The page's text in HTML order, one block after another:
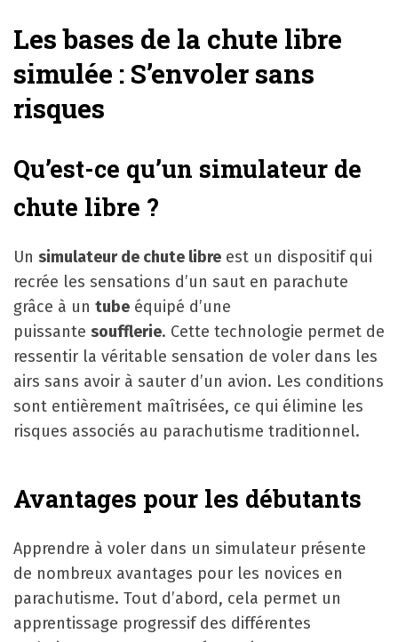
Les bases de la chute libre
simulée : S’envoler sans
risques
Qu’est-ce qu’un simulateur de
chute libre ?
Un simulateur de chute libre est un dispositif qui
recrée les sensations d’un saut en parachute
grâce à un tube équipé d’une
puissante soufflerie. Cette technologie permet de
ressentir la véritable sensation de voler dans les
airs sans avoir à sauter d’un avion. Les conditions
sont entièrement maîtrisées, ce qui élimine les
risques associés au parachutisme traditionnel.
Avantages pour les débutants
Apprendre à voler dans un simulateur présente
de nombreux avantages pour les novices en
parachutisme. Tout d’abord, cela permet un
apprentissage progressif des différentes